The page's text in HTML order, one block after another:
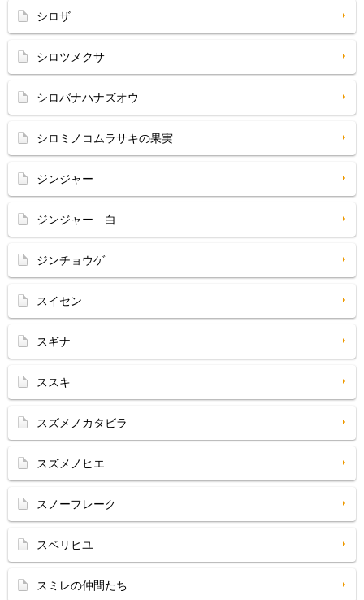
シロザ
シロツメクサ
シロバナハナズオウ
シロミノコムラサキの果実
ジンジャー
ジンジャー 白
ジンチョウゲ
スイセン
スギナ
ススキ
スズメノカタビラ
スズメノヒエ
スノーフレーク
スベリヒユ
スミレの仲間たち